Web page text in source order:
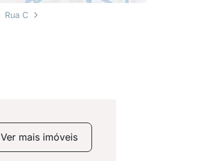
Rua C
Ver mais imóveis